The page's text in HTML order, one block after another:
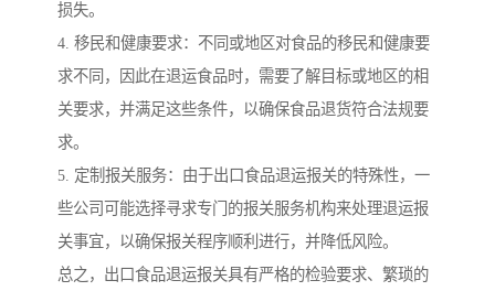
损失。
4. 移民和健康要求：不同或地区对食品的移民和健康要
求不同，因此在退运食品时，需要了解目标或地区的相
关要求，并满足这些条件，以确保食品退货符合法规要
求。
5. 定制报关服务：由于出口食品退运报关的特殊性，一
些公司可能选择寻求专门的报关服务机构来处理退运报
关事宜，以确保报关程序顺利进行，并降低风险。
总之，出口食品退运报关具有严格的检验要求、繁琐的